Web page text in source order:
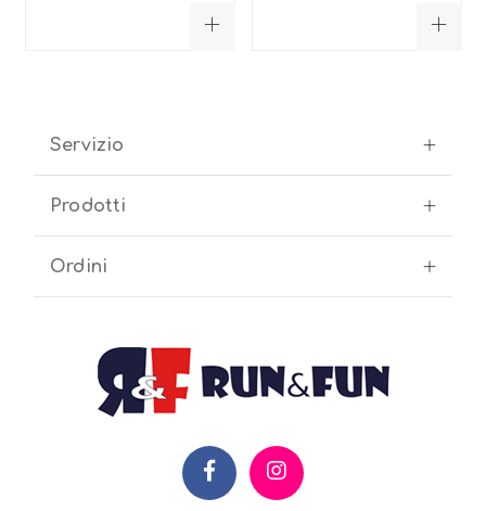
Servizio
Prodotti
Ordini